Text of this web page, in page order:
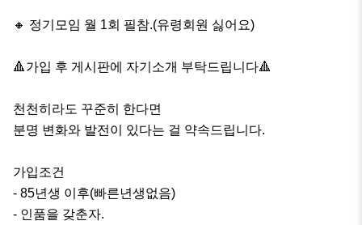
🔸 정기모임 월 1회 필참.(유령회원 싫어요)
🔺가입 후 게시판에 자기소개 부탁드립니다🔺
천천히라도 꾸준히 한다면
분명 변화와 발전이 있다는 걸 약속드립니다.
가입조건
- 85년생 이후(빠른년생없음)
- 인품을 갖춘자.